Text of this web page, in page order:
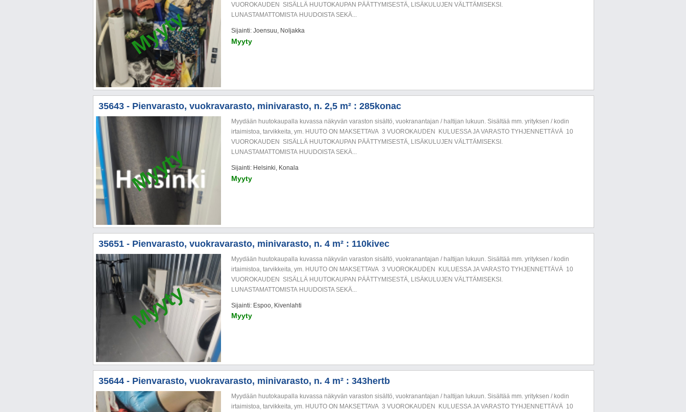
Myyty
VUOROKAUDEN SISÄLLÄ HUUTOKAUPAN PÄÄTTYMISESTÄ, LISÄKULUJEN VÄLTTÄMISEKSI.
LUNASTAMATTOMISTA HUUDOISTA SEKÄ...
Sijainti: Joensuu, Noljakka
Myyty
35643 - Pienvarasto, vuokravarasto, minivarasto, n. 2,5 m² : 285konac
Myyty
Myydään huutokaupalla kuvassa näkyvän varaston sisältö, vuokranantajan / haltijan lukuun. Sisältää mm. yrityksen / kodin
irtaimistoa, tarvikkeita, ym. HUUTO ON MAKSETTAVA 3 VUOROKAUDEN KULUESSA JA VARASTO TYHJENNETTÄVÄ 10
VUOROKAUDEN SISÄLLÄ HUUTOKAUPAN PÄÄTTYMISESTÄ, LISÄKULUJEN VÄLTTÄMISEKSI.
LUNASTAMATTOMISTA HUUDOISTA SEKÄ...
Sijainti: Helsinki, Konala
Myyty
35651 - Pienvarasto, vuokravarasto, minivarasto, n. 4 m² : 110kivec
Myyty
Myydään huutokaupalla kuvassa näkyvän varaston sisältö, vuokranantajan / haltijan lukuun. Sisältää mm. yrityksen / kodin
irtaimistoa, tarvikkeita, ym. HUUTO ON MAKSETTAVA 3 VUOROKAUDEN KULUESSA JA VARASTO TYHJENNETTÄVÄ 10
VUOROKAUDEN SISÄLLÄ HUUTOKAUPAN PÄÄTTYMISESTÄ, LISÄKULUJEN VÄLTTÄMISEKSI.
LUNASTAMATTOMISTA HUUDOISTA SEKÄ...
Sijainti: Espoo, Kivenlahti
Myyty
35644 - Pienvarasto, vuokravarasto, minivarasto, n. 4 m² : 343hertb
Myydään huutokaupalla kuvassa näkyvän varaston sisältö, vuokranantajan / haltijan lukuun. Sisältää mm. yrityksen / kodin
irtaimistoa, tarvikkeita, ym. HUUTO ON MAKSETTAVA 3 VUOROKAUDEN KULUESSA JA VARASTO TYHJENNETTÄVÄ 10